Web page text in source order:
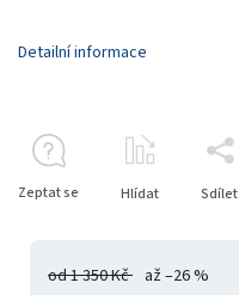
od 1 350 Kč až –26 %
Detailní informace
Zeptat se Hlídat Sdílet